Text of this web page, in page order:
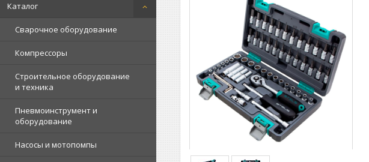
Каталог
Сварочное оборудование
Компрессоры
Строительное оборудование
и техника
Пневмоинструмент и
оборудование
Насосы и мотопомпы